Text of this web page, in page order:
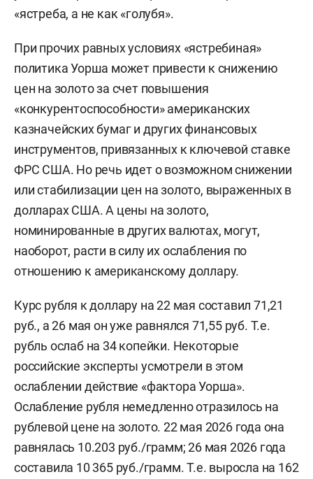
«ястреба, а не как «голубя».
При прочих равных условиях «ястребиная»
политика Уорша может привести к снижению
цен на золото за счет повышения
«конкурентоспособности» американских
казначейских бумаг и других финансовых
инструментов, привязанных к ключевой ставке
ФРС США. Но речь идет о возможном снижении
или стабилизации цен на золото, выраженных в
долларах США. А цены на золото,
номинированные в других валютах, могут,
наоборот, расти в силу их ослабления по
отношению к американскому доллару.
Курс рубля к доллару на 22 мая составил 71,21
руб., а 26 мая он уже равнялся 71,55 руб. Т.е.
рубль ослаб на 34 копейки. Некоторые
российские эксперты усмотрели в этом
ослаблении действие «фактора Уорша».
Ослабление рубля немедленно отразилось на
рублевой цене на золото. 22 мая 2026 года она
равнялась 10.203 руб./грамм; 26 мая 2026 года
составила 10 365 руб./грамм. Т.е. выросла на 162